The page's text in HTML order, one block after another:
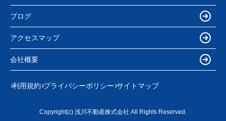
ブログ
アクセスマップ
会社概要
利用規約 プライバシーポリシー サイトマップ
Copyright(c) 浅川不動産株式会社 All Rights Reserved.